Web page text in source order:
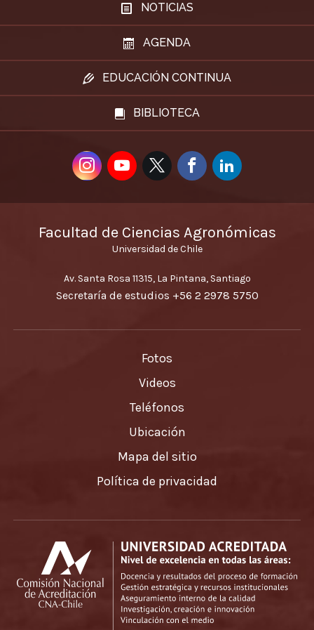
NOTICIAS
AGENDA
EDUCACIÓN CONTINUA
BIBLIOTECA
Facultad de Ciencias Agronómicas
Universidad de Chile
Av. Santa Rosa 11315, La Pintana, Santiago
Secretaría de estudios +56 2 2978 5750
Fotos
Videos
Teléfonos
Ubicación
Mapa del sitio
Política de privacidad